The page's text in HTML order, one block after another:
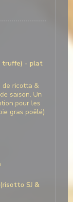
truffe) - plat
de ricotta &
saison. Un
pour les
gras poêlé)
SJ &